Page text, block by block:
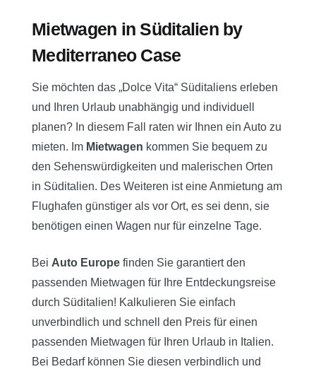
Mietwagen in Süditalien by
Mediterraneo Case
Sie möchten das „Dolce Vita“ Süditaliens erleben
und Ihren Urlaub unabhängig und individuell
planen? In diesem Fall raten wir Ihnen ein Auto zu
mieten. Im Mietwagen kommen Sie bequem zu
den Sehenswürdigkeiten und malerischen Orten
in Süditalien. Des Weiteren ist eine Anmietung am
Flughafen günstiger als vor Ort, es sei denn, sie
benötigen einen Wagen nur für einzelne Tage.
Bei Auto Europe finden Sie garantiert den
passenden Mietwagen für Ihre Entdeckungsreise
durch Süditalien! Kalkulieren Sie einfach
unverbindlich und schnell den Preis für einen
passenden Mietwagen für Ihren Urlaub in Italien.
Bei Bedarf können Sie diesen verbindlich und